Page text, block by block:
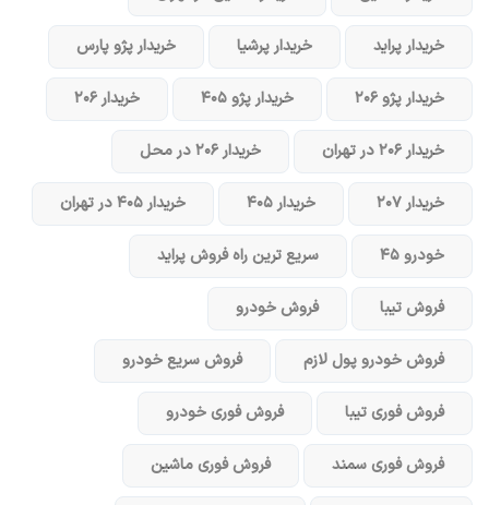
خریدار پراید خریدار پرشیا خریدار پژو پارس
خریدار پژو ۲۰۶ خریدار پژو ۴۰۵ خریدار ۲۰۶
خریدار ۲۰۶ در تهران خریدار ۲۰۶ در محل
خریدار ۲۰۷ خریدار ۴۰۵ خریدار ۴۰۵ در تهران
خودرو ۴۵ سریع ترین راه فروش پراید
فروش تیبا فروش خودرو
فروش خودرو پول لازم فروش سریع خودرو
فروش فوری تیبا فروش فوری خودرو
فروش فوری سمند فروش فوری ماشین